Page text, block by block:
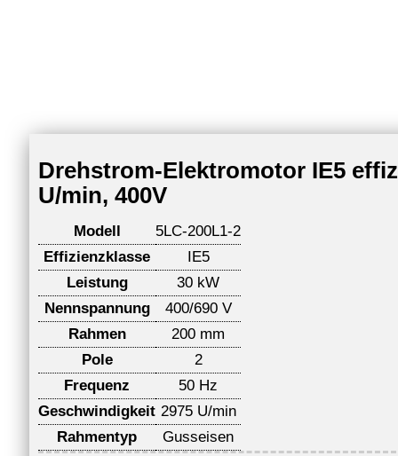
Drehstrom-Elektromotor IE5
U/min, 400V
Modell
5LC-200L1-2
Effizienzklasse
IE5
Leistung
30 kW
Nennspannung
400/690 V
Rahmen
200 mm
Pole
2
Frequenz
50 Hz
Geschwindigkeit 2975 U/min
Rahmentyp
Gusseisen